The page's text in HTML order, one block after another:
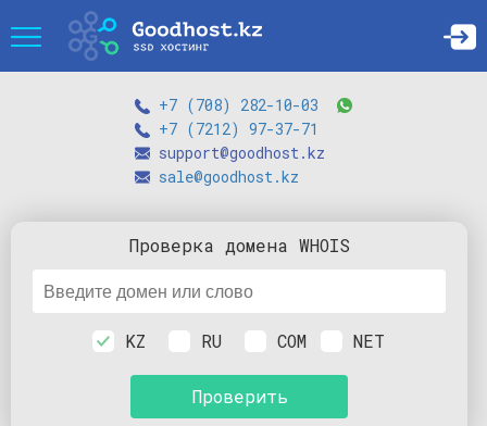
+7 (708) 282-10-03
+7 (7212) 97-37-71
support@goodhost.kz
sale@goodhost.kz
Проверка домена WHOIS
Проверить
KZ RU COM NET